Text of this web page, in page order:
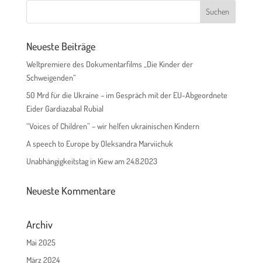
Neueste Beiträge
Weltpremiere des Dokumentarfilms „Die Kinder der
Schweigenden“
50 Mrd für die Ukraine – im Gespräch mit der EU-Abgeordnete
Eider Gardiazabal Rubial
“Voices of Children” – wir helfen ukrainischen Kindern
A speech to Europe by Oleksandra Marviichuk
Unabhängigkeitstag in Kiew am 24.8.2023
Neueste Kommentare
Archiv
Mai 2025
März 2024